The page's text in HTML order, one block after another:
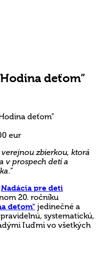
deťom”
eur
zbierkou, ktorá
v prospech detí a
.”
Nadácia pre deti
20. ročníku
deťom” jedinečné a
systematickú,
ľuďmi vo všetkých